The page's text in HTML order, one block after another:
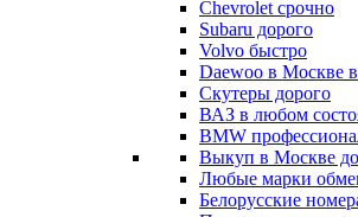
Chevrolet срочно
Subaru дорого
Volvo быстро
Daewoo в Москве
Скутеры дорого
ВАЗ в любом
BMW
Выкуп в Москве
Любые марки
Белорусские